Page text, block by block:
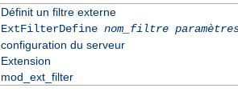
Définit un filtre externe
ExtFilterDefine nom_filtre
configuration du serveur
Extension
mod_ext_filter